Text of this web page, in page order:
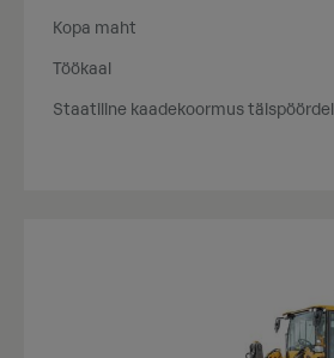
Kopa maht
Töökaal
Staatiline kaadekoormus täispöördel